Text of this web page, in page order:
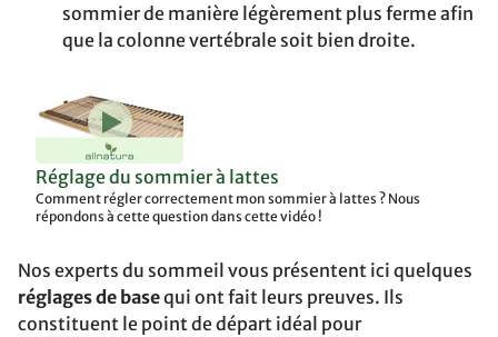
sommier de manière légèrement plus ferme afin
que la colonne vertébrale soit bien droite.
Réglage du sommier à lattes
Comment régler correctement mon sommier à lattes ? Nous
répondons à cette question dans cette vidéo !
Nos experts du sommeil vous présentent ici quelques
réglages de basequi ont fait leurs preuves. Ils
constituent le point de départ idéal pour